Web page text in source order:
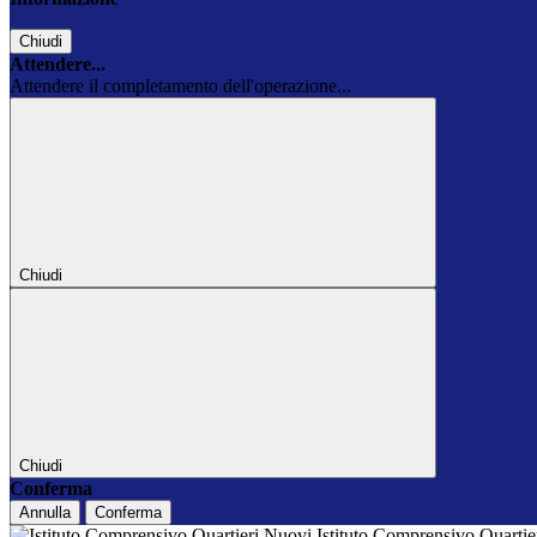
Chiudi
Attendere...
Attendere il completamento dell'operazione...
Chiudi
Chiudi
Conferma
Annulla Conferma